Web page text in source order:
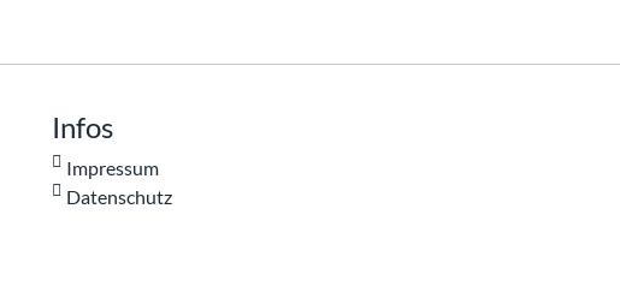
Infos
Impressum
Datenschutz